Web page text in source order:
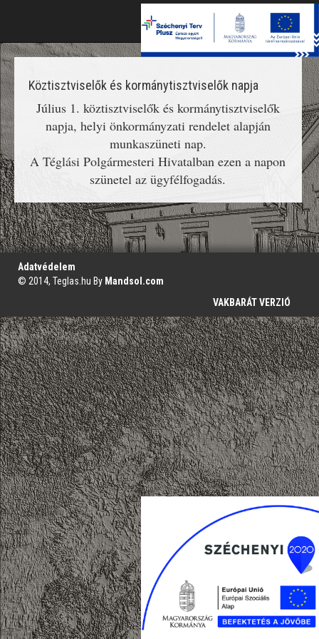
Köztisztviselők és kormánytisztviselők napja
Július 1. köztisztviselők és kormánytisztviselők
napja, helyi önkormányzati rendelet alapján
munkaszüneti nap.
A Téglási Polgármesteri Hivatalban ezen a napon
szünetel az ügyfélfogadás.
';
Adatvédelem
© 2014, Teglas.hu By Mandsol.com
VAKBARÁT VERZIÓ